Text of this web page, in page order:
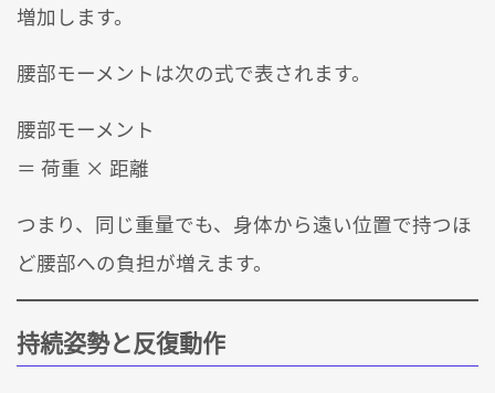
増加します。
腰部モーメントは次の式で表されます。
腰部モーメント
＝ 荷重 × 距離
つまり、同じ重量でも、身体から遠い位置で持つほ
ど腰部への負担が増えます。
持続姿勢と反復動作